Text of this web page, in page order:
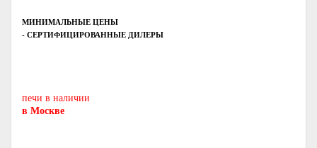
МИНИМАЛЬНЫЕ ЦЕНЫ
- СЕРТИФИЦИРОВАННЫЕ ДИЛЕРЫ
печи в наличии
в Москве